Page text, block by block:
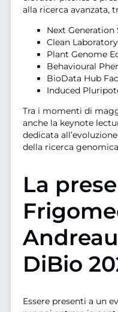
alla ricerca avanzata,
Next
Clean
Plant Genome
Behavioural
BioData Hub
Induced
Tra i momenti di
anche la keynote
dedicata
della ricerca
La
DiBio
Essere presenti a un